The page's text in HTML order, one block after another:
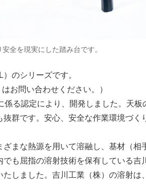
全を現実にした踏み台です。
のシリーズです。
お問い合わせください。）
る認定により、開発しました。天板
群です。安心、安全な作業環境づく
まな熱源を用いて溶融し、基材（相
も屈指の溶射技術を保有している吉
しました。吉川工業（株）の溶射は